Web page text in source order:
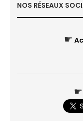
NOS RÉSEAUX
☛
☛